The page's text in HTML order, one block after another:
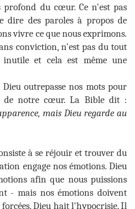
du cœur. Ce n'est pas
dire des paroles à propos de
vivre ce que nous exprimons.
conviction, n'est pas du tout
inutile et cela est même une
outrepasse nos mots pour
de notre cœur. La Bible dit :
mais Dieu regarde au
à se réjouir et trouver du
engage nos émotions. Dieu
afin que nous puissions
- mais nos émotions doivent
forcées. Dieu hait l'hypocrisie. Il